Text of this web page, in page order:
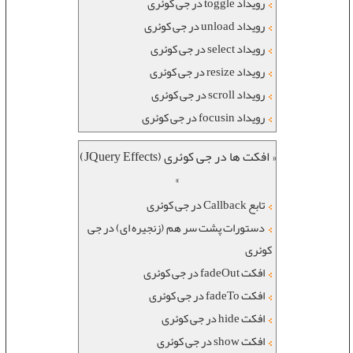
رویداد unload در جی کوئری
رویداد select در جی کوئری
رویداد resize در جی کوئری
رویداد scroll در جی کوئری
رویداد focusin در جی کوئری
« افکت ها در جی کوئری (JQuery Effects)
»
تابع Callback در جی کوئری
دستورات پشت سر هم (زنجیره ای) در جی
کوئری
افکت fadeOut در جی کوئری
افکت fadeTo در جی کوئری
افکت hide در جی کوئری
افکت show در جی کوئری